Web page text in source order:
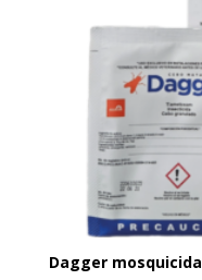
Dagger mosquicida